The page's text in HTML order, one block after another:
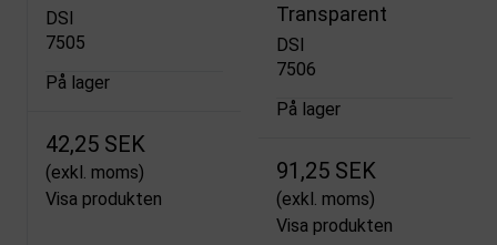
DSI
7505
På lager
42,25 SEK
(exkl. moms)
Visa produkten
Transparent
DSI
7506
På lager
91,25 SEK
(exkl. moms)
Visa produkten